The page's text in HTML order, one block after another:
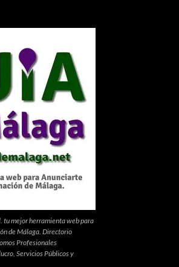
tu mejor herramienta web para
de Málaga. Directorio
Profesionales
Servicios Públicos y